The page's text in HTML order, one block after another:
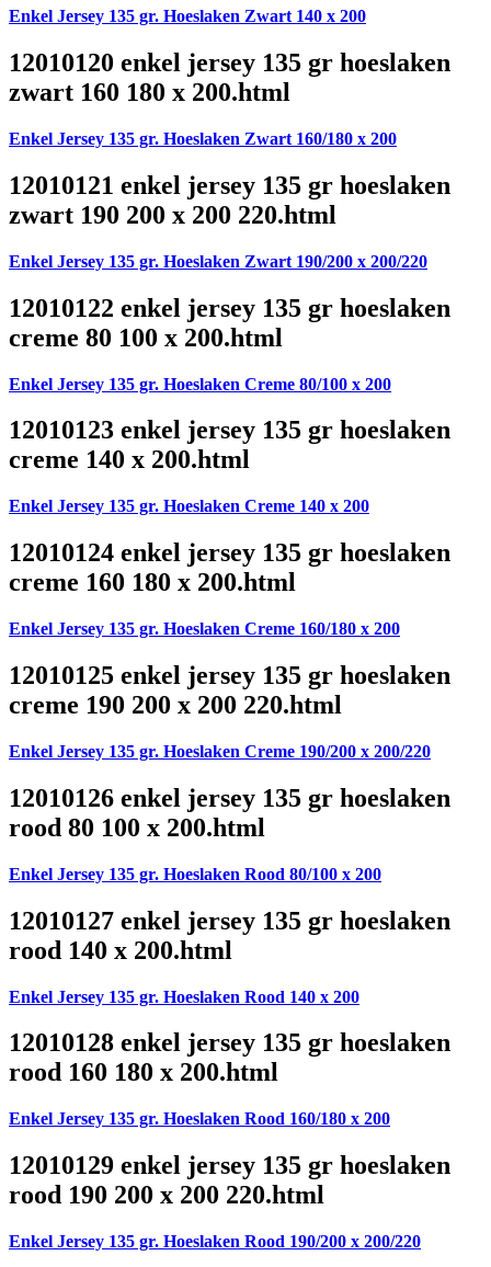
Enkel Jersey 135 gr. Hoeslaken Zwart 140 x 200
12010120 enkel jersey 135 gr hoeslaken
zwart 160 180 x 200.html
Enkel Jersey 135 gr. Hoeslaken Zwart 160/180 x 200
12010121 enkel jersey 135 gr hoeslaken
zwart 190 200 x 200 220.html
Enkel Jersey 135 gr. Hoeslaken Zwart 190/200 x 200/220
12010122 enkel jersey 135 gr hoeslaken
creme 80 100 x 200.html
Enkel Jersey 135 gr. Hoeslaken Creme 80/100 x 200
12010123 enkel jersey 135 gr hoeslaken
creme 140 x 200.html
Enkel Jersey 135 gr. Hoeslaken Creme 140 x 200
12010124 enkel jersey 135 gr hoeslaken
creme 160 180 x 200.html
Enkel Jersey 135 gr. Hoeslaken Creme 160/180 x 200
12010125 enkel jersey 135 gr hoeslaken
creme 190 200 x 200 220.html
Enkel Jersey 135 gr. Hoeslaken Creme 190/200 x 200/220
12010126 enkel jersey 135 gr hoeslaken
rood 80 100 x 200.html
Enkel Jersey 135 gr. Hoeslaken Rood 80/100 x 200
12010127 enkel jersey 135 gr hoeslaken
rood 140 x 200.html
Enkel Jersey 135 gr. Hoeslaken Rood 140 x 200
12010128 enkel jersey 135 gr hoeslaken
rood 160 180 x 200.html
Enkel Jersey 135 gr. Hoeslaken Rood 160/180 x 200
12010129 enkel jersey 135 gr hoeslaken
rood 190 200 x 200 220.html
Enkel Jersey 135 gr. Hoeslaken Rood 190/200 x 200/220